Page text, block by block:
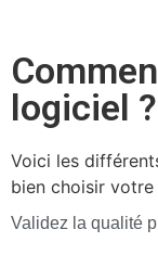
logiciel ?
Voici les
bien choisir
Validez la qualité